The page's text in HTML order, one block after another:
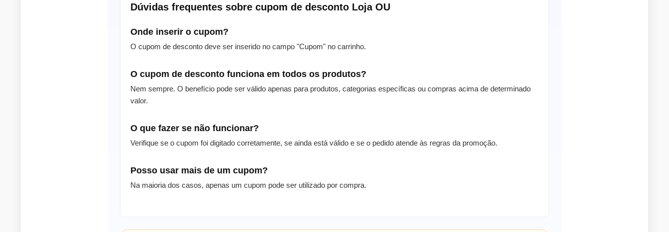
Dúvidas frequentes sobre cupom de desconto Loja OU
Onde inserir o cupom?
O cupom de desconto deve ser inserido no campo "Cupom" no carrinho.
O cupom de desconto funciona em todos os produtos?
Nem sempre. O benefício pode ser válido apenas para produtos, categorias específicas ou compras acima de determinado
valor.
O que fazer se não funcionar?
Verifique se o cupom foi digitado corretamente, se ainda está válido e se o pedido atende às regras da promoção.
Posso usar mais de um cupom?
Na maioria dos casos, apenas um cupom pode ser utilizado por compra.